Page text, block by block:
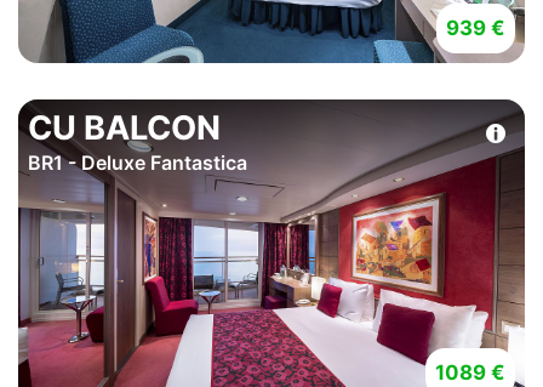
939 €
CU BALCON
BR1 - Deluxe Fantastica
1089 €